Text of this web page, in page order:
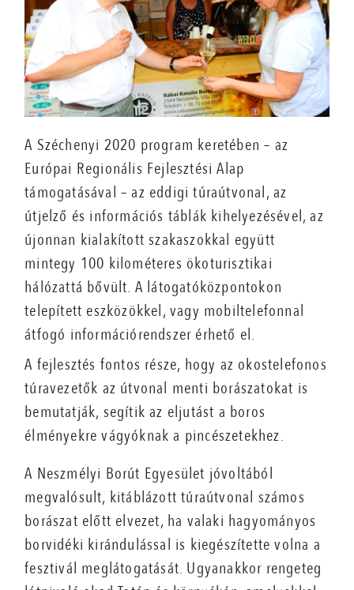
A Széchenyi 2020 program keretében – az
Európai Regionális Fejlesztési Alap
támogatásával – az eddigi túraútvonal, az
útjelző és információs táblák kihelyezésével, az
újonnan kialakított szakaszokkal együtt
mintegy 100 kilométeres ökoturisztikai
hálózattá bővült. A látogatóközpontokon
telepített eszközökkel, vagy mobiltelefonnal
átfogó információrendszer érhető el.
A fejlesztés fontos része, hogy az okostelefonos
túravezetők az útvonal menti borászatokat is
bemutatják, segítik az eljutást a boros
élményekre vágyóknak a pincészetekhez.
A Neszmélyi Borút Egyesület jóvoltából
megvalósult, kitáblázott túraútvonal számos
borászat előtt elvezet, ha valaki hagyományos
borvidéki kirándulással is kiegészítette volna a
fesztivál meglátogatását. Ugyanakkor rengeteg